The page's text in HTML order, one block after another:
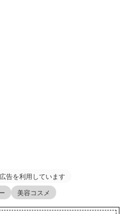
告を利用しています
美容コスメ